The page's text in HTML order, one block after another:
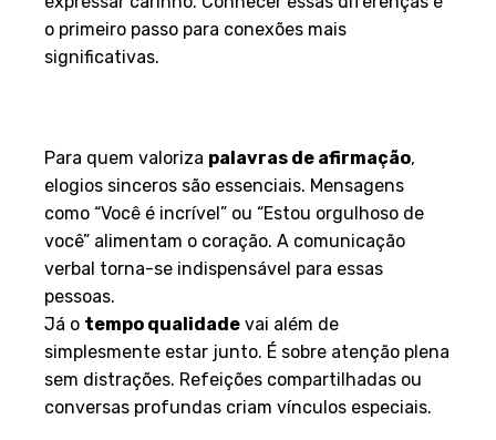
expressar carinho. Conhecer essas diferenças é
o primeiro passo para conexões mais
significativas.
Para quem valoriza palavras de afirmação,
elogios sinceros são essenciais. Mensagens
como “Você é incrível” ou “Estou orgulhoso de
você” alimentam o coração. A comunicação
verbal torna-se indispensável para essas
pessoas.
Já o tempo qualidade vai além de
simplesmente estar junto. É sobre atenção plena
sem distrações. Refeições compartilhadas ou
conversas profundas criam vínculos especiais.